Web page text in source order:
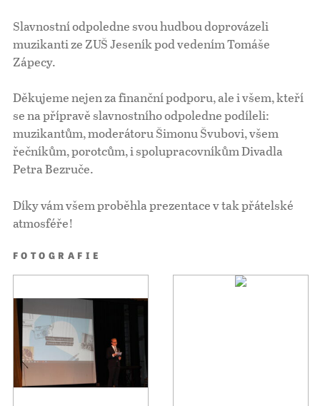
Slavnostní odpoledne svou hudbou doprovázeli
muzikanti ze ZUŠ Jeseník pod vedením Tomáše
Zápecy.
Děkujeme nejen za finanční podporu, ale i všem, kteří
se na přípravě slavnostního odpoledne podíleli:
muzikantům, moderátoru Šimonu Švubovi, všem
řečníkům, porotcům, i spolupracovníkům Divadla
Petra Bezruče.
Díky vám všem proběhla prezentace v tak přátelské
atmosféře!
FOTOGRAFIE